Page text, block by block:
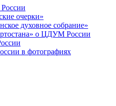
очерки»
духовное собрание»
о ЦДУМ России
в фотографиях